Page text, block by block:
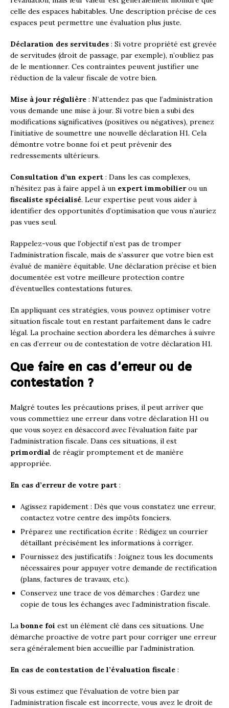
celle des espaces habitables. Une description précise de ces
espaces peut permettre une évaluation plus juste.
Déclaration des servitudes : Si votre propriété est grevée
de servitudes (droit de passage, par exemple), n’oubliez pas
de le mentionner. Ces contraintes peuvent justifier une
réduction de la valeur fiscale de votre bien.
Mise à jour régulière : N’attendez pas que l’administration
vous demande une mise à jour. Si votre bien a subi des
modifications significatives (positives ou négatives), prenez
l’initiative de soumettre une nouvelle déclaration H1. Cela
démontre votre bonne foi et peut prévenir des
redressements ultérieurs.
Consultation d’un expert : Dans les cas complexes,
n’hésitez pas à faire appel à un expert immobilierou un
fiscaliste spécialisé. Leur expertise peut vous aider à
identifier des opportunités d’optimisation que vous n’auriez
pas vues seul.
Rappelez-vous que l’objectif n’est pas de tromper
l’administration fiscale, mais de s’assurer que votre bien est
évalué de manière équitable. Une déclaration précise et bien
documentée est votre meilleure protection contre
d’éventuelles contestations futures.
En appliquant ces stratégies, vous pouvez optimiser votre
situation fiscale tout en restant parfaitement dans le cadre
légal. La prochaine section abordera les démarches à suivre
en cas d’erreur ou de contestation de votre déclaration H1.
Que faire en cas d’erreur ou de
contestation ?
Malgré toutes les précautions prises, il peut arriver que
vous commettiez une erreur dans votre déclaration H1 ou
que vous soyez en désaccord avec l’évaluation faite par
l’administration fiscale. Dans ces situations, il est
primordial de réagir promptement et de manière
appropriée.
En cas d’erreur de votre part :
Agissez rapidement : Dès que vous constatez une erreur,
contactez votre centre des impôts fonciers.
Préparez une rectification écrite : Rédigez un courrier
détaillant précisément les informations à corriger.
Fournissez des justificatifs : Joignez tous les documents
nécessaires pour appuyer votre demande de rectification
(plans, factures de travaux, etc.).
Conservez une trace de vos démarches : Gardez une
copie de tous les échanges avec l’administration fiscale.
La bonne foi est un élément clé dans ces situations. Une
démarche proactive de votre part pour corriger une erreur
sera généralement bien accueillie par l’administration.
En cas de contestation de l’évaluation fiscale :
Si vous estimez que l’évaluation de votre bien par
l’administration fiscale est incorrecte, vous avez le droit de